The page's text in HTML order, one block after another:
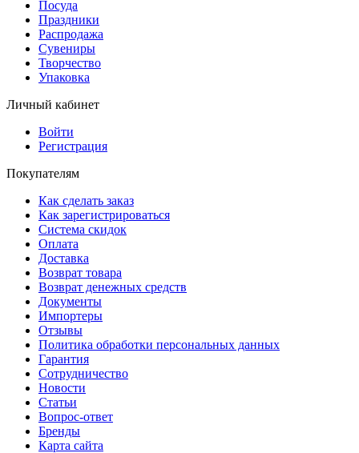
Посуда
Праздники
Распродажа
Сувениры
Творчество
Упаковка
Личный кабинет
Войти
Регистрация
Покупателям
Как сделать заказ
Как зарегистрироваться
Система скидок
Оплата
Доставка
Возврат товара
Возврат денежных средств
Документы
Импортеры
Отзывы
Политика обработки персональных данных
Гарантия
Сотрудничество
Новости
Статьи
Вопрос-ответ
Бренды
Карта сайта